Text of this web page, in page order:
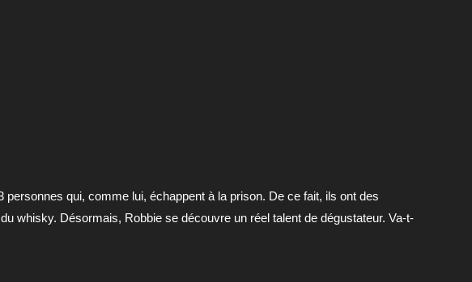
qui, comme lui, échappent à la prison. De ce fait, ils ont des
whisky. Désormais, Robbie se découvre un réel talent de dégustateur. Va-t-